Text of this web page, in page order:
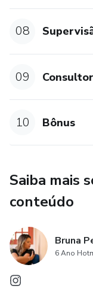
08
09
10 Bônus
Saiba mais
conteúdo
Bruna
6 Ano